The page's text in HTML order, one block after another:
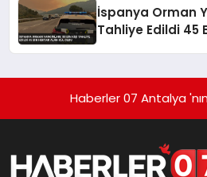
İspanya Orman
Tahliye Edildi 45
Haberler 07 Antalya